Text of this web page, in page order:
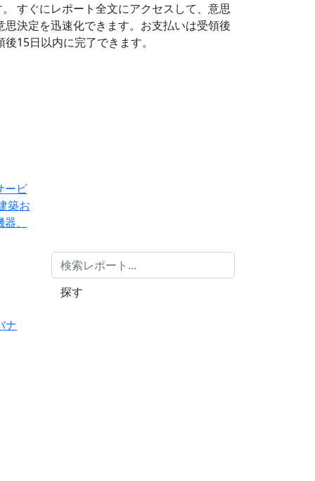
すぐにレポート全文にアクセスして、意思
決定を迅速化できます。お支払いは受領後
15日以内に完了できます。
ービ
築お
、
ナ
探す